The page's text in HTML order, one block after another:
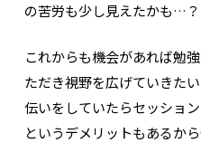
の苦労も少し見えたかも…？
これからも機会があれば勉
ただき視野を広げていきた
伝いをしていたらセッショ
というデメリットもあるか